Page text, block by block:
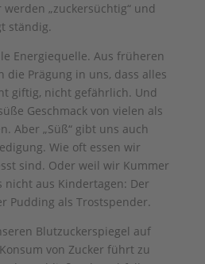
„zuckersüchtig“ und
ständig.
Energiequelle. Aus früheren
die Prägung in uns, dass alles
giftig, nicht gefährlich. Und
Geschmack von vielen als
Aber „Süß“ gibt uns auch
Wie oft essen wir
sind. Oder weil wir Kummer
nicht aus Kindertagen: Der
Pudding als Trostspender.
Blutzuckerspiegel auf
von Zucker führt zu